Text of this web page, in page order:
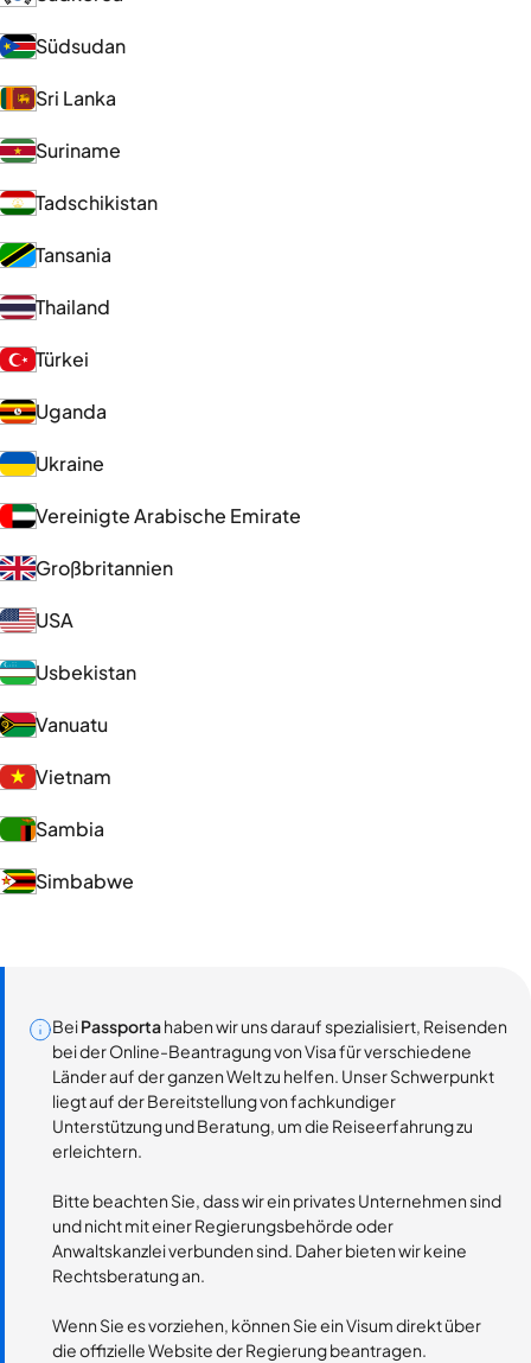
Südsudan
Sri Lanka
Suriname
Tadschikistan
Tansania
Thailand
Türkei
Uganda
Ukraine
Vereinigte Arabische Emirate
Großbritannien
USA
Usbekistan
Vanuatu
Vietnam
Sambia
Simbabwe
BeiPassportahaben wir uns darauf spezialisiert, Reisenden
bei der Online-Beantragung von Visa für verschiedene
Länder auf der ganzen Welt zu helfen. Unser Schwerpunkt
liegt auf der Bereitstellung von fachkundiger
Unterstützung und Beratung, um die Reiseerfahrung zu
erleichtern.
Bitte beachten Sie, dass wir ein privates Unternehmen sind
und nicht mit einer Regierungsbehörde oder
Anwaltskanzlei verbunden sind. Daher bieten wir keine
Rechtsberatung an.
Wenn Sie es vorziehen, können Sie ein Visum direkt über
die offizielle Website der Regierung beantragen.